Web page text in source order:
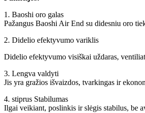
1. Baoshi oro galas
Pažangus Baoshi Air End su didesniu oro
2. Didelio efektyvumo variklis
Didelio efektyvumo visiškai uždaras,
3. Lengva valdyti
Jis yra gražios išvaizdos, tvarkingas ir
4. stiprus Stabilumas
Ilgai veikiant, poslinkis ir slėgis stabilus, be